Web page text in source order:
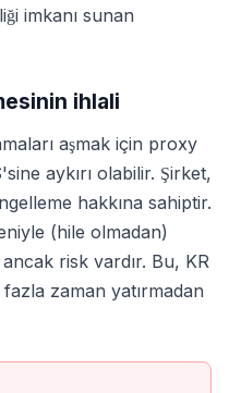
imkanı sunan
ihlali
aşmak için proxy
aykırı olabilir. Şirket,
hakkına sahiptir.
(hile olmadan)
ancak risk vardır. Bu, KR
zaman yatırmadan